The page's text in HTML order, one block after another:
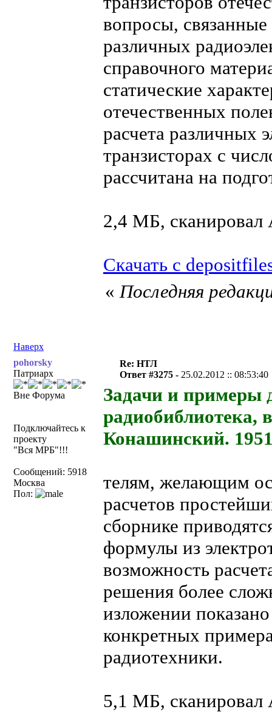
вопросы,
различных
справочного
статические
отечественных
расчета различных
транзисторах с
рассчитана на
2,4 МБ, сканировал
Скачать с
Наверх
«Последняя
pohorsky
Патриарх
Вне Форума
Подключайтесь к
проекту
"Вся МРБ"!!!
Сообщений: 5918
Москва
Пол:
Re: НТЛ
Ответ #3275 - 25.02.2012 :: 08:53:40
Задачи и примеры
Конашинский.
телям, желающим
расчетов
сборнике
формулы из
возможность
решения более
изложении
конкретных
радиотехники.
5,1 МБ, сканировал